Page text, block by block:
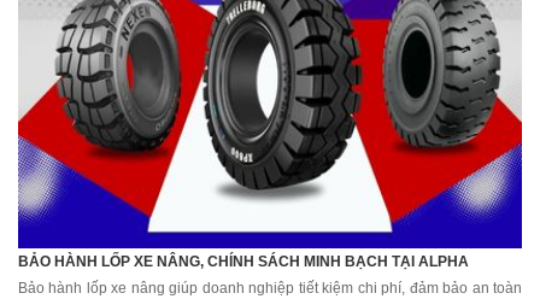
BẢO HÀNH LỐP XE NÂNG, CHÍNH SÁCH MINH BẠCH TẠI ALPHA
Bảo hành lốp xe nâng giúp doanh nghiệp tiết kiệm chi phí, đảm bảo an toàn